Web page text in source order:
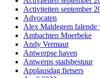
Activiteiten september
Advocaten
Alex Maldegem falende
Ambachten Moerbeke
Andy Vermaut
Antwerpse haven
Antwerps stadsbestuur
Applausdag fietsers